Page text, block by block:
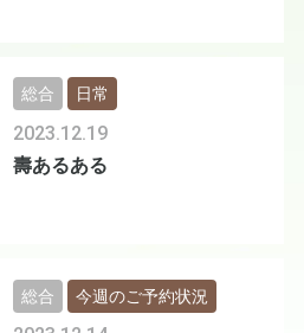
壽あるある
2023.12.19
総合 日常
総合 今週のご予約状況